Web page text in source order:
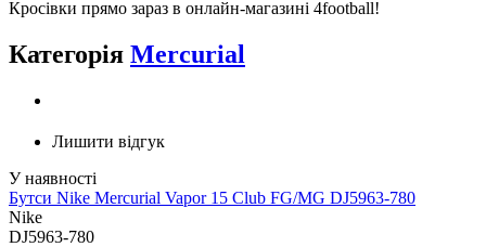
Кросівки прямо зараз в онлайн-магазині 4football!
Категорія Mercurial
Лишити відгук
Бутси Nike Mercurial Vapor 15 Club FG/MG DJ5963-780
Nike
DJ5963-780